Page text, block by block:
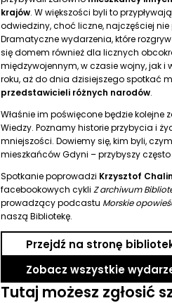
krajów. W większości byli to
odwiedziny, choć liczne, najczęściej
Dramatyczne wydarzenia, które
się domem również dla licznych
międzywojennym, w czasie wojny, jak i
roku, aż do dnia dzisiejszego spotkać
przedstawicieli różnych narodów.
Właśnie im poświęcone będzie
Wiedzy. Poznamy historie przybycia i
mniejszości. Dowiemy się, kim byli,
mieszkańców Gdyni – przybyszy często
Spotkanie poprowadzi Krzysztof
facebookowych cykli Z archiwum
prowadzący podcastu Morskie
naszą Bibliotekę.
Przejdź na stronę
Zobacz wszystkie
Tutaj możesz zgłosić